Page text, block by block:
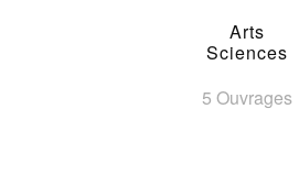
Arts
Sciences
5 Ouvrages